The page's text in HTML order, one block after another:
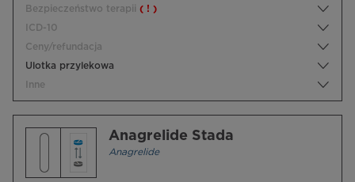
Bezpieczeństwo terapii ( ! )
ICD-10
Ceny/refundacja
Ulotka przylekowa
Inne
Anagrelide Stada
Anagrelide